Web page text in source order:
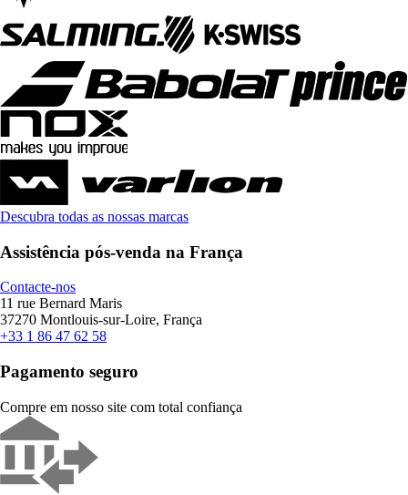
Descubra todas as nossas marcas
Assistência pós-venda na França
Contacte-nos
11 rue Bernard Maris
37270 Montlouis-sur-Loire, França
+33 1 86 47 62 58
Pagamento seguro
Compre em nosso site com total confiança